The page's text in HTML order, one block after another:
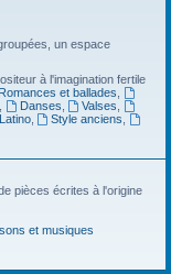
un espace
à l'imagination fertile
Romances et ballades
Danses Valses
Latino, Style anciens
pièces écrites à l'origine
et musiques